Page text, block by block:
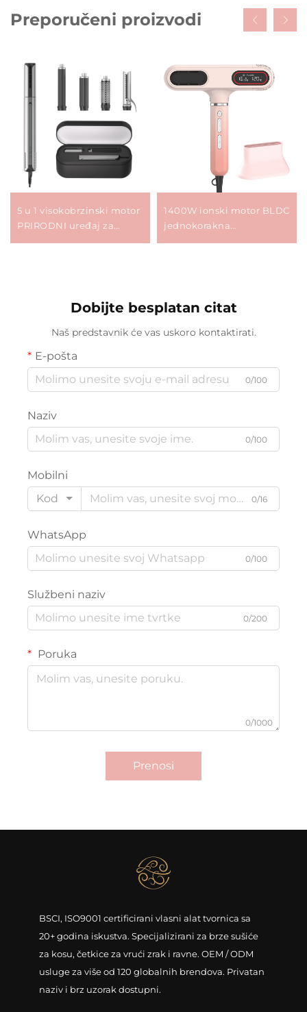
Preporučeni proizvodi
5 u 1 visokobrzinski motor
PRIRODNI uređaj za
višenamjenski stilizator
1400W ionski motor BLDC
jednokorakna
Dobijte besplatan citat
Naš predstavnik će vas uskoro kontaktirati.
E-pošta
0/100
Naziv
0/100
Mobilni
Kod
0/16
WhatsApp
0/100
Službeni naziv
0/200
Poruka
0/1000
Prenosi
BSCI, ISO9001 certificirani vlasni alat tvornica sa
20+ godina iskustva. Specijalizirani za brze sušiće
za kosu, četkice za vrući zrak i ravne. OEM / ODM
usluge za više od 120 globalnih brendova. Privatan
naziv i brz uzorak dostupni.